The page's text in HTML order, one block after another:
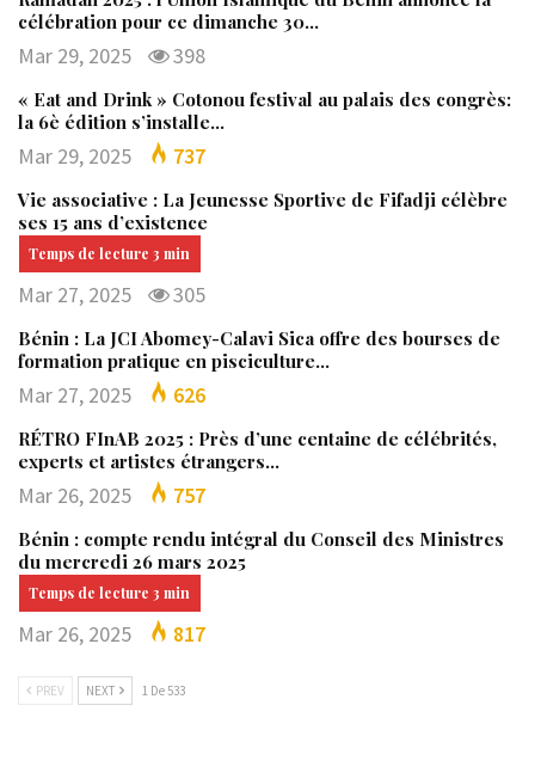
célébration pour ce dimanche 30…
Mar 29, 2025 398
« Eat and Drink » Cotonou festival au palais des congrès:
la 6è édition s’installe…
Mar 29, 2025 737
Vie associative : La Jeunesse Sportive de Fifadji célèbre
ses 15 ans d’existence
Mar 27, 2025 305
Bénin : La JCI Abomey-Calavi Sica offre des bourses de
formation pratique en pisciculture…
Mar 27, 2025 626
RÉTRO FInAB 2025 : Près d’une centaine de célébrités,
experts et artistes étrangers…
Mar 26, 2025 757
Bénin : compte rendu intégral du Conseil des Ministres
du mercredi 26 mars 2025
Mar 26, 2025 817
PREV NEXT 1 De 533